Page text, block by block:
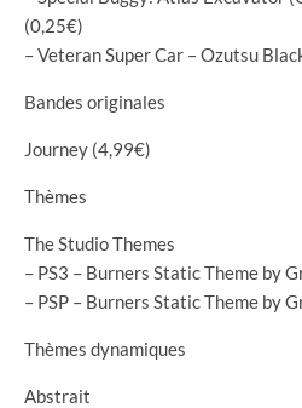
(0,25€)
– Veteran Super Car – Ozutsu
Bandes originales
Journey (4,99€)
Thèmes
The Studio Themes
– PS3 – Burners Static Theme by
– PSP – Burners Static Theme by
Thèmes dynamiques
Abstrait